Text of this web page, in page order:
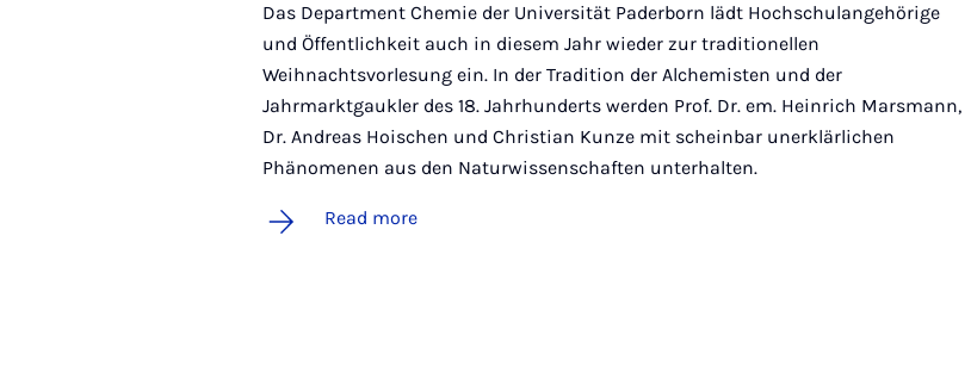
Das Department Chemie der Universität Paderborn lädt Hochschulangehörige
und Öffentlichkeit auch in diesem Jahr wieder zur traditionellen
Weihnachtsvorlesung ein. In der Tradition der Alchemisten und der
Jahrmarktgaukler des 18. Jahrhunderts werden Prof. Dr. em. Heinrich Marsmann,
Dr. Andreas Hoischen und Christian Kunze mit scheinbar unerklärlichen
Phänomenen aus den Naturwissenschaften unterhalten.
Read more